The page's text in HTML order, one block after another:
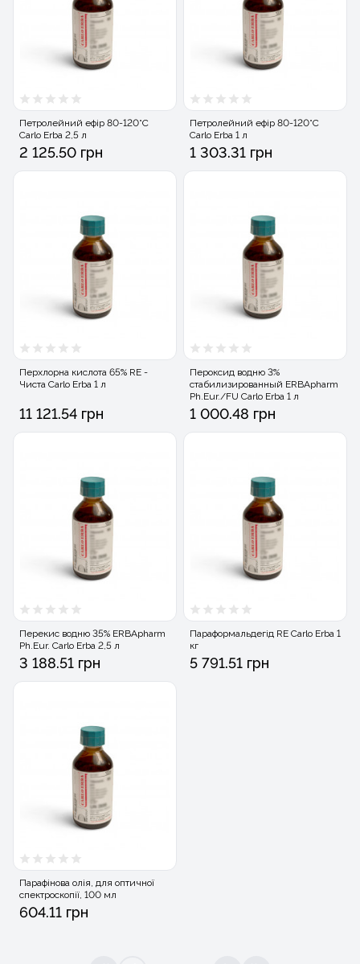
Петролейний ефір 80-120°C
Carlo Erba 2,5 л
2 125.50 грн
Петролейний ефір 80-120°C
Carlo Erba 1 л
1 303.31 грн
Перхлорна кислота 65% RE -
Чиста Carlo Erba 1 л
11 121.54 грн
Пероксид водню 3%
стабилизированный ERBApharm
Ph.Eur./FU Carlo Erba 1 л
1 000.48 грн
Перекис водню 35% ERBApharm
Ph.Eur. Carlo Erba 2,5 л
3 188.51 грн
Параформальдегід RE Carlo Erba 1
кг
5 791.51 грн
Парафінова олія, для оптичної
спектроскопії, 100 мл
604.11 грн